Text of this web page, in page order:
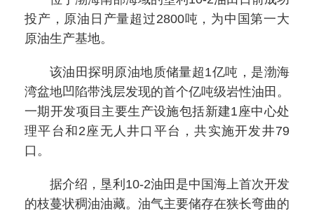
投产，原油日产量超过2800吨，为中国第一大
原油生产基地。
该油田探明原油地质储量超1亿吨，是渤海
湾盆地凹陷带浅层发现的首个亿吨级岩性油田。
一期开发项目主要生产设施包括新建1座中心处
理平台和2座无人井口平台，共实施开发井79
口。
据介绍，垦利10-2油田是中国海上首次开发
的枝蔓状稠油油藏。油气主要储存在狭长弯曲的